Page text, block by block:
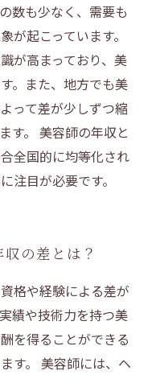
数も少なく、需要も
が起こっています。
が高まっており、美
。また、地方でも美
って差が少しずつ縮
す。 美容師の年収と
全国的に均等化され
注目が必要です。
の差とは？
格や経験による差が
績や技術力を持つ美
を得ることができる
す。 美容師には、ヘ